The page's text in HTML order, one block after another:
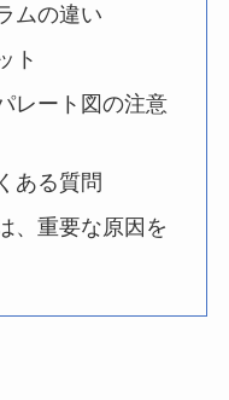
ムの違い
ト
レート図の注意
ある質問
、重要な原因を